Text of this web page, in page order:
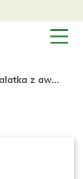
Sałatka z awokado